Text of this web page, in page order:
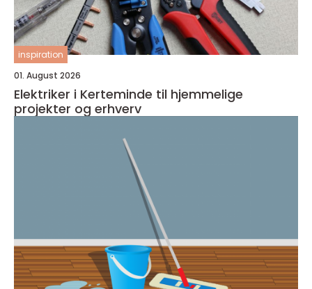
inspiration
01. August 2026
Elektriker i Kerteminde til hjemmelige
projekter og erhverv